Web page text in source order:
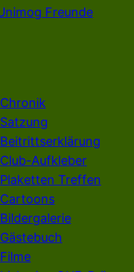
Chronik
Satzung
Beitrittserklärung
Club-Aufkleber
Plaketten Treffen
Cartoons
Bildergalerie
Gästebuch
Filme